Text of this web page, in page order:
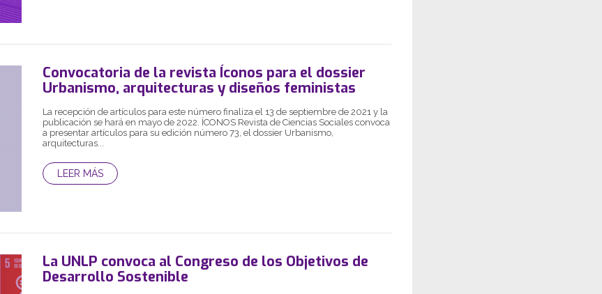
Convocatoria de la revista Íconos para el dossier
Urbanismo, arquitecturas y diseños feministas
La recepción de artículos para este número finaliza el 13 de septiembre de 2021 y la
publicación se hará en mayo de 2022. ÍCONOS Revista de Ciencias Sociales convoca
a presentar artículos para su edición número 73, el dossier Urbanismo,
arquitecturas...
LEER MÁS
La UNLP convoca al Congreso de los Objetivos de
Desarrollo Sostenible